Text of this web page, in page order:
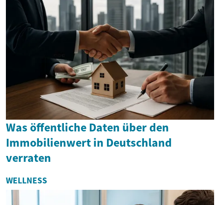
Was öffentliche Daten über den
Immobilienwert in Deutschland
verraten
WELLNESS